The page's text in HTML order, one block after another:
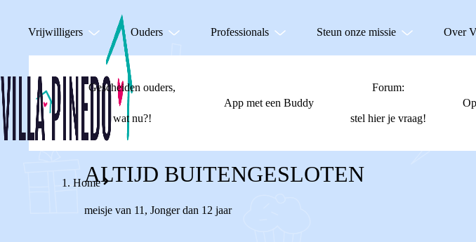
Vrijwilligers Ouders Professionals Steun onze missie Over
Gescheiden ouders,
wat nu?!
App met een Buddy
Forum:
stel hier je vraag!
HomeALTIJD BUITENGESLOTEN
meisje van 11 , Jonger dan 12 jaar